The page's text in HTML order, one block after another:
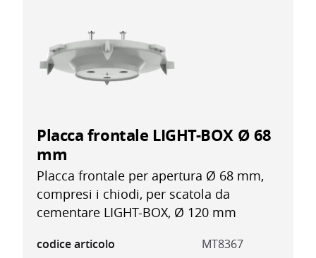
Placca frontale LIGHT-BOX Ø 68
mm
Placca frontale per apertura Ø 68 mm,
compresi i chiodi, per scatola da
cementare LIGHT-BOX, Ø 120 mm
codice articolo
MT8367